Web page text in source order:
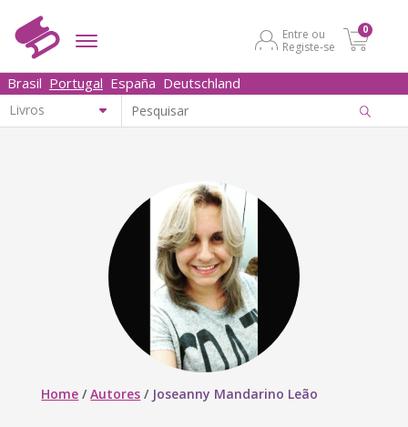
Entre ou
Registe-se
0
Brasil Portugal España Deutschland
Home /Autores / Joseanny Mandarino Leão